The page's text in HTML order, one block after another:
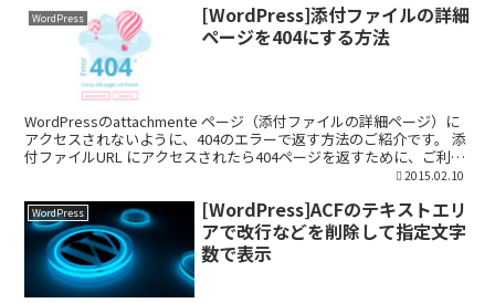
WordPress
[WordPress]添付ファイルの詳細
ページを404にする方法
WordPressのattachmente ページ（添付ファイルの詳細ページ）に
アクセスされないように、404のエラーで返す方法のご紹介です。 添
付ファイルURL にアクセスされたら404ページを返すために、ご利用
2015.02.10
WordPress
[WordPress]ACFのテキストエリ
アで改行などを削除して指定文字
数で表示